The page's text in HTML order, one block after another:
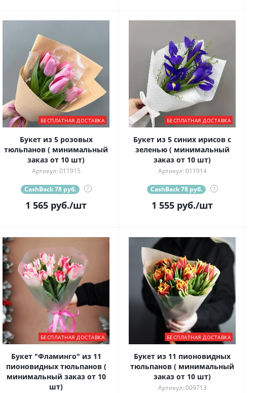
БЕСПЛАТНАЯ ДОСТАВКА
Букет из 5 розовых
тюльпанов ( минимальный
заказ от 10 шт)
Артикул: 011915
CashBack 78 руб. ?
1 565 руб./шт
БЕСПЛАТНАЯ ДОСТАВКА
Букет из 5 синих ирисов с
зеленью ( минимальный
заказ от 10 шт)
Артикул: 011914
CashBack 78 руб. ?
1 555 руб./шт
БЕСПЛАТНАЯ ДОСТАВКА
Букет "Фламинго" из 11
пионовидных тюльпанов (
минимальный заказ от 10
шт)
БЕСПЛАТНАЯ ДОСТАВКА
Букет из 11 пионовидных
тюльпанов ( минимальный
заказ от 10 шт)
Артикул: 009713